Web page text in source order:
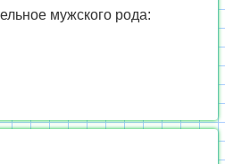
мужского рода: